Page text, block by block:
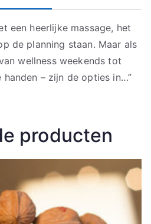
een heerlijke massage, het
de planning staan. Maar als
wellness weekends tot
– zijn de opties in…”
producten